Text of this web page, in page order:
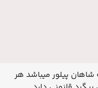
پیلور میباشد هر